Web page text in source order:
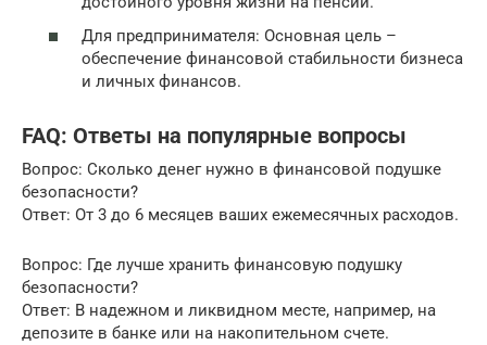
Для предпринимателя: Основная цель –
обеспечение финансовой стабильности бизнеса
и личных финансов.
FAQ: Ответы на популярные вопросы
Вопрос: Сколько денег нужно в финансовой подушке
безопасности?
Ответ: От 3 до 6 месяцев ваших ежемесячных расходов.
Вопрос: Где лучше хранить финансовую подушку
безопасности?
Ответ: В надежном и ликвидном месте, например, на
депозите в банке или на накопительном счете.